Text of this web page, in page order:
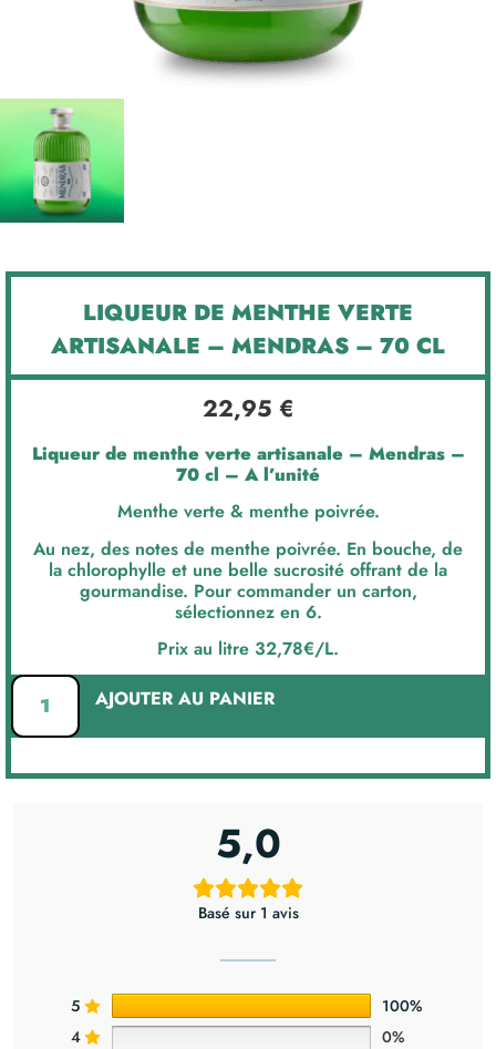
LIQUEUR DE MENTHE VERTE
ARTISANALE – MENDRAS – 70 CL
22,95 €
Liqueur de menthe verte artisanale – Mendras –
70 cl – A l’unité
Menthe verte & menthe poivrée.
Au nez, des notes de menthe poivrée. En bouche, de
la chlorophylle et une belle sucrosité offrant de la
gourmandise. Pour commander un carton,
sélectionnez en 6.
Prix au litre 32,78€/L.
AJOUTER AU PANIER
5,0
Basé sur 1 avis
5
100%
4
0%